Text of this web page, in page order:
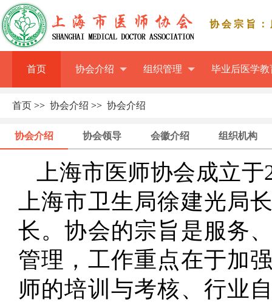
协会宗旨：
首页 协会介绍 组织管理 毕业后医学教
首页 >> 协会介绍 >> 协会介绍
协会介绍 协会领导 会徽介绍 组织机构
上海市医师协会成立
上海市卫生局徐建光局
长。协会的宗旨是服务
管理，工作重点在于加
师的培训与考核、行业